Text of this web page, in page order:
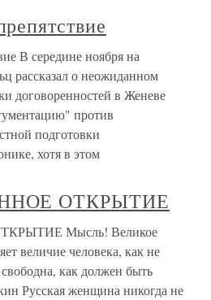
В середине ноября на
рассказал о неожиданном
договоренностей в Женеве
против
подготовки
хотя в этом
ОТКРЫТИЕ
Мысль! Великое
величие человека, как не
как должен быть
Русская женщина никогда не